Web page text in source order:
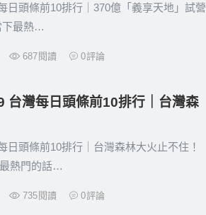
日頭條前10排行｜370億「義享天地」試營
下最熱…
687閱讀 0評論
台灣每日頭條前10排行｜台灣森
日頭條前10排行｜台灣森林大火止不住！
熱門的話…
735閱讀 0評論